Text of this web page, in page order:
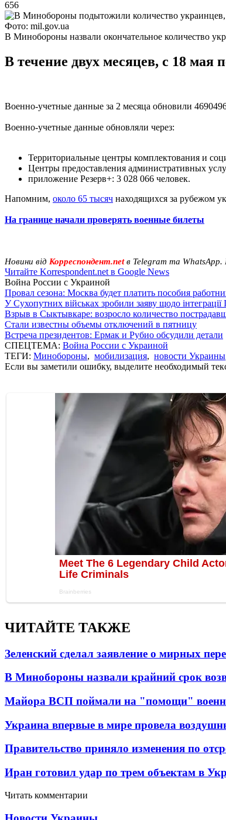
656
Фото: mil.gov.ua
В Минобороны назвали окончательное количество
В течение двух месяцев, с 18
Военно-учетные данные за 2 месяца обновили
Военно-учетные данные обновляли через:
Территориальные центры комплектования и
Центры предоставления административных
приложение Резерв+: 3 028 066 человек.
Напомним, около 65 тысяч находящихся за рубежом
На границе начали проверять военные билеты
Новини від Корреспондент.netв Telegram та WhatsApp.
Читайте Korrespondent.net в Google News
Война России с Украиной
Провал сезона: Москва будет платить пособия
У Сухопутних військах зробили заяву щодо інтеграції
Взрыв в Сыктывкаре: возросло количество
Стали известны объемы отключений в пятницу
Встреча президентов: Ермак и Рубио обсудили детали
СПЕЦТЕМА: Война России с Украиной
ТЕГИ: Минобороны, мобилизация, новости Украины
Если вы заметили ошибку, выделите необходимый
ЧИТАЙТЕ ТАКЖЕ
Зеленский сделал заявление о мирных
В Минобороны назвали крайний срок
Майора ВСП поймали на "помощи"
Украина впервые в мире провела
Правительство приняло изменения по
Иран готовил удар по трем объектам в
Читать комментарии